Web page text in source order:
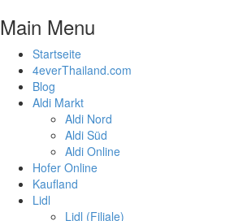
Main Menu
Startseite
4everThailand.com
Blog
Aldi Markt
Aldi Nord
Aldi Süd
Aldi Online
Hofer Online
Kaufland
Lidl
Lidl (Filiale)